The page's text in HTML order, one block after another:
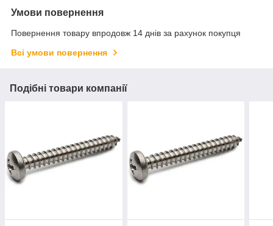
Умови повернення
Повернення товару впродовж 14 днів за рахунок покупця
Всі умови повернення
Подібні товари компанії